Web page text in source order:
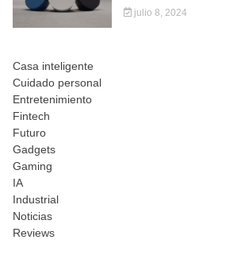
julio 8, 2024
Casa inteligente
Cuidado personal
Entretenimiento
Fintech
Futuro
Gadgets
Gaming
IA
Industrial
Noticias
Reviews